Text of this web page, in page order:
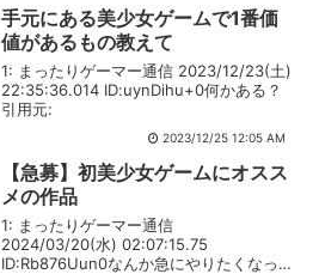
手元にある美少女ゲームで1番価
値があるもの教えて
1: まったりゲーマー通信 2023/12/23(土)
22:35:36.014 ID:uynDihu+0何かある？
引用元:
2023/12/25 12:05 AM
【急募】初美少女ゲームにオスス
メの作品
1: まったりゲーマー通信
2024/03/20(水) 02:07:15.75
ID:Rb876Uun0なんか急にやりたくなっ